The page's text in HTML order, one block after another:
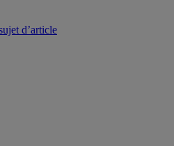
d’article